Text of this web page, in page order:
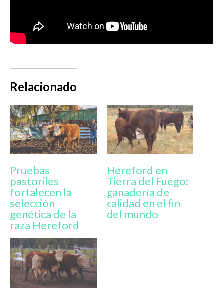
Relacionado
Pruebas
pastoriles
fortalecen la
selección
genética de la
raza Hereford
Hereford en
Tierra del Fuego:
ganadería de
calidad en el fin
del mundo